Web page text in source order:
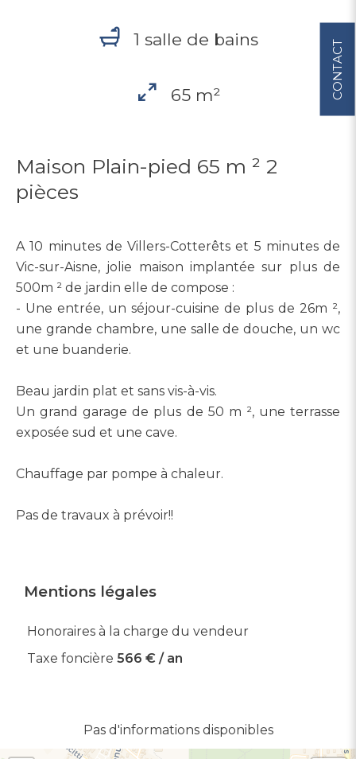
CONTACT
1 salle de bains
65 m²
Maison Plain-pied 65 m ² 2
pièces
A 10 minutes de Villers-Cotterêts et 5 minutes de
Vic-sur-Aisne, jolie maison implantée sur plus de
500m ² de jardin elle de compose :
- Une entrée, un séjour-cuisine de plus de 26m ²,
une grande chambre, une salle de douche, un wc
et une buanderie.
Beau jardin plat et sans vis-à-vis.
Un grand garage de plus de 50 m ², une terrasse
exposée sud et une cave.
Chauffage par pompe à chaleur.
Pas de travaux à prévoir!!
Mentions légales
Honoraires à la charge du vendeur
Taxe foncière 566 € / an
Pas d'informations disponibles